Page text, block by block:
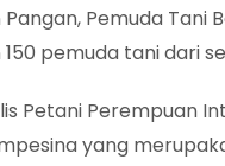
Pemuda Tani
pemuda tani dari
Petani Perempuan
yang